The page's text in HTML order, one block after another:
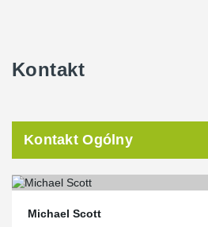
Kontakt
Kontakt Ogólny
Michael Scott